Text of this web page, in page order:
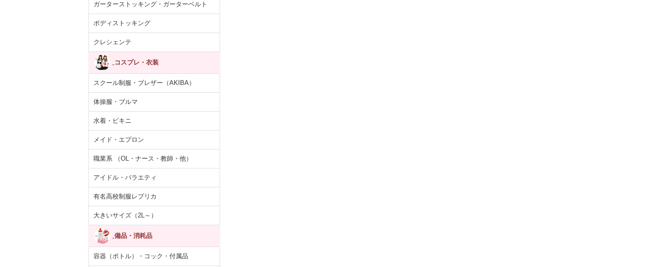
ガーターストッキング・ガーターベルト
ボディストッキング
クレシェンテ
コスプレ・衣装
スクール制服・ブレザー（AKIBA）
体操服・ブルマ
水着・ビキニ
メイド・エプロン
職業系 （OL・ナース・教師・他）
アイドル・バラエティ
有名高校制服レプリカ
大きいサイズ（2L～）
備品・消耗品
容器（ボトル）・コック・付属品